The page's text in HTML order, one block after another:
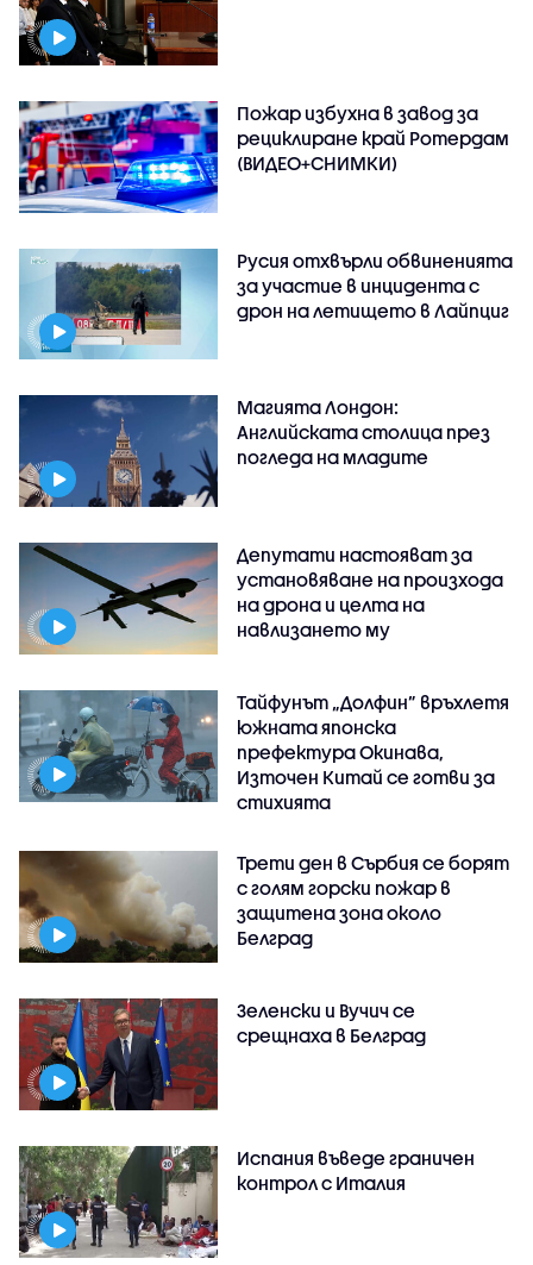
Пожар избухна в завод за
рециклиране край Ротердам
(ВИДЕО+СНИМКИ)
Русия отхвърли обвиненията
за участие в инцидента с
дрон на летището в Лайпциг
Магията Лондон:
Английската столица през
погледа на младите
Депутати настояват за
установяване на произхода
на дрона и целта на
навлизането му
Тайфунът „Долфин” връхлетя
южната японска
префектура Окинава,
Източен Китай се готви за
стихията
Трети ден в Сърбия се борят
с голям горски пожар в
защитена зона около
Белград
Зеленски и Вучич се
срещнаха в Белград
Испания въведе граничен
контрол с Италия